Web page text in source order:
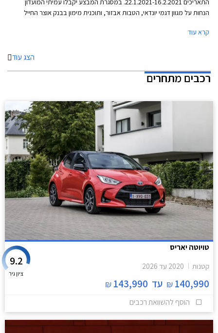
התאריכים 22.1.2021-16.2.2021. במסגרת המבצע יקבלו עמיתי המועדון
הנחות על מגוון דגמי יונדאי, הטבות אבזור, ותוכנית מימון בבנק אוצר החייל
תכנית המימון חבר ליס. המבצע ייערך בכל אולמות התצוגה של יונדאי ברחבי
קרא עוד
הצג עוד
רכבים מתחרים
טויוטה יאריס
קטנות 2020 עד 2026
140,990
₪ עד 143,990
₪
9.2
ציון גיר
הוסף להשוואת רכבים